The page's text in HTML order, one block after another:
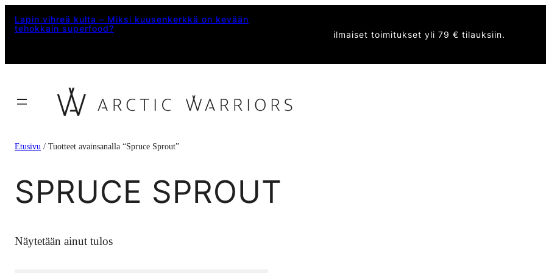
Siirry
sisältöön
Lapin vihreä kulta – Miksi kuusenkerkkä on kevään
tehokkain superfood?
ilmaiset toimitukset yli 79 € tilauksiin.
Etusivu / Tuotteet avainsanalla “Spruce Sprout”
SPRUCE SPROUT
Näytetään ainut tulos